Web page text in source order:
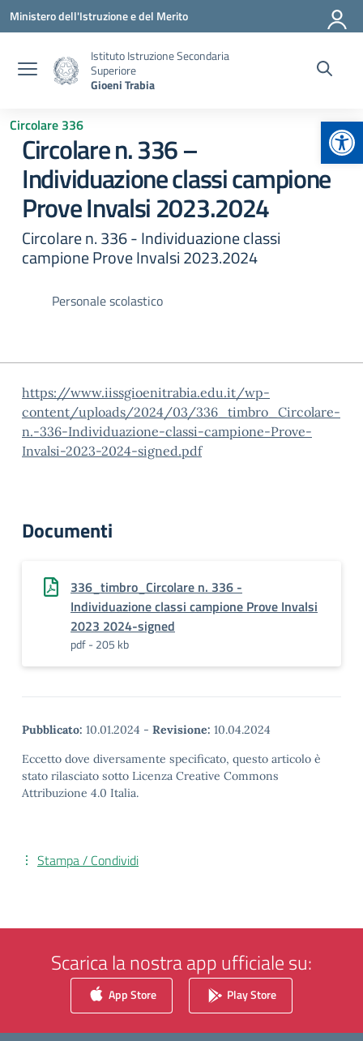
Vai ai contenuti
Vai al menu di navigazione
Vai al footer
Ministero dell'Istruzione e del Merito
Istituto Istruzione Secondaria
Superiore
Gioeni Trabia
Circolare 336
Circolare n. 336 –
Individuazione classi campione
Prove Invalsi 2023.2024
Circolare n. 336 - Individuazione classi
campione Prove Invalsi 2023.2024
Personale scolastico
https://www.iissgioenitrabia.edu.it/wp-
content/uploads/2024/03/336_timbro_Circolare-
n.-336-Individuazione-classi-campione-Prove-
Invalsi-2023-2024-signed.pdf
Documenti
336_timbro_Circolare n. 336 -
Individuazione classi campione Prove Invalsi
2023 2024-signed
pdf - 205 kb
Pubblicato: 10.01.2024 - Revisione: 10.04.2024
Eccetto dove diversamente specificato, questo articolo è
stato rilasciato sotto Licenza Creative Commons
Attribuzione 4.0 Italia.
Stampa / Condividi
Scarica la nostra app ufficiale su:
App Store Play Store